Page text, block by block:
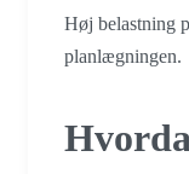
Høj belastning
planlægningen.